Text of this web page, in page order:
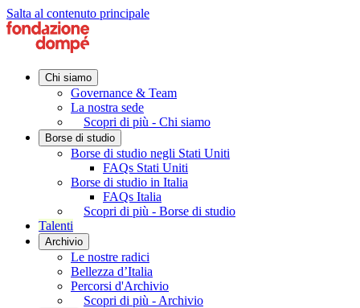
Salta al contenuto principale
Chi siamo
Governance & Team
La nostra sede
Scopri di più - Chi siamo
Borse di studio
Borse di studio negli Stati Uniti
FAQs Stati Uniti
Borse di studio in Italia
FAQs Italia
Scopri di più - Borse di studio
Talenti
Archivio
Le nostre radici
Bellezza d’Italia
Percorsi d'Archivio
Scopri di più - Archivio